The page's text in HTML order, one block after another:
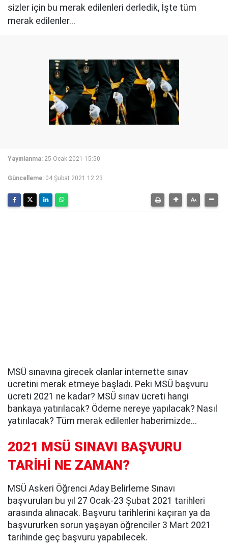
sizler için bu merak edilenleri derledik, İşte tüm
merak edilenler...
Yayınlanma: 25 Ocak 2021 15:50
Güncelleme: 04 Şubat 2021 12:23
MSÜ sınavına girecek olanlar internette sınav
ücretini merak etmeye başladı. Peki MSÜ başvuru
ücreti 2021 ne kadar? MSÜ sınav ücreti hangi
bankaya yatırılacak? Ödeme nereye yapılacak? Nasıl
yatırılacak? Tüm merak edilenler haberimizde...
2021 MSÜ SINAVI BAŞVURU
TARİHİ NE ZAMAN?
MSÜ Askeri Öğrenci Aday Belirleme Sınavı
başvuruları bu yıl 27 Ocak-23 Şubat 2021 tarihleri
arasında alınacak. Başvuru tarihlerini kaçıran ya da
başvururken sorun yaşayan öğrenciler 3 Mart 2021
tarihinde geç başvuru yapabilecek.